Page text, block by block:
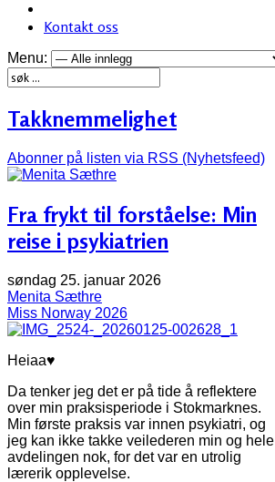
Kontakt oss
Menu:
Takknemmelighet
Abonner på listen via RSS (Nyhetsfeed)
Fra frykt til forståelse: Min
reise i psykiatrien
søndag 25. januar 2026
Menita Sæthre
Miss Norway 2026
Heiaa♥
Da tenker jeg det er på tide å reflektere
over min praksisperiode i Stokmarknes.
Min første praksis var innen psykiatri, og
jeg kan ikke takke veilederen min og hele
avdelingen nok, for det var en utrolig
lærerik opplevelse.